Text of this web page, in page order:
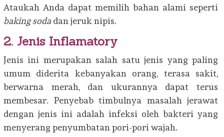
Ataukah Anda dapat memilih bahan alami seperti
baking soda dan jeruk nipis.
2. Jenis Inflamatory
Jenis ini merupakan salah satu jenis yang paling
umum diderita kebanyakan orang, terasa sakit,
berwarna merah, dan ukurannya dapat terus
membesar. Penyebab timbulnya masalah jerawat
dengan jenis ini adalah infeksi oleh bakteri yang
menyerang penyumbatan pori-pori wajah.